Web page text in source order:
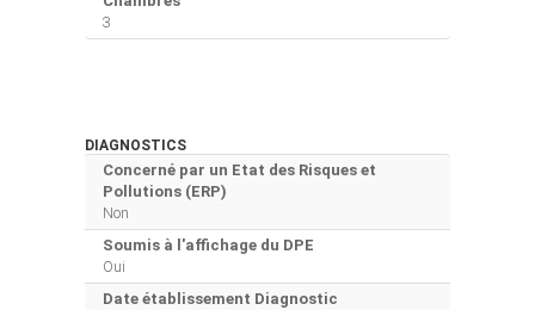
3
DIAGNOSTICS
Concerné par un Etat des Risques et
Pollutions (ERP)
Non
Soumis à l'affichage du DPE
Oui
Date établissement Diagnostic